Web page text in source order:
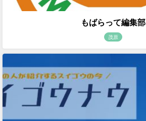
もばらって編集部
茂原